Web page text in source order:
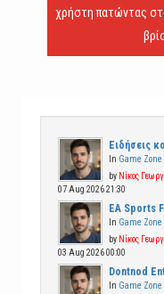
χρήστη πατώντας
Ειδήσεις
In Game Zone
by Νίκος
07 Aug 2026 21:30
EA Sports
In Game Zone
by Νίκος
03 Aug 2026 00:00
Dontnod
In Game Zone